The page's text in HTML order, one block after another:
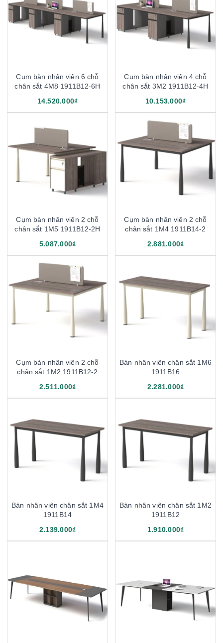
Cụm bàn nhân viên 6 chỗ
chân sắt 4M8 1911B12-6H
14.520.000₫
Cụm bàn nhân viên 4 chỗ
chân sắt 3M2 1911B12-4H
10.153.000₫
Cụm bàn nhân viên 2 chỗ
chân sắt 1M5 1911B12-2H
5.087.000₫
Cụm bàn nhân viên 2 chỗ
chân sắt 1M4 1911B14-2
2.881.000₫
Cụm bàn nhân viên 2 chỗ
chân sắt 1M2 1911B12-2
2.511.000₫
Bàn nhân viên chân sắt 1M6
1911B16
2.281.000₫
Bàn nhân viên chân sắt 1M4
1911B14
2.139.000₫
Bàn nhân viên chân sắt 1M2
1911B12
1.910.000₫